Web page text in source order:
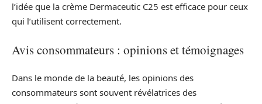
l’idée que la crème Dermaceutic C25 est efficace pour ceux
qui l’utilisent correctement.
Avis consommateurs : opinions et témoignages
Dans le monde de la beauté, les opinions des
consommateurs sont souvent révélatrices des